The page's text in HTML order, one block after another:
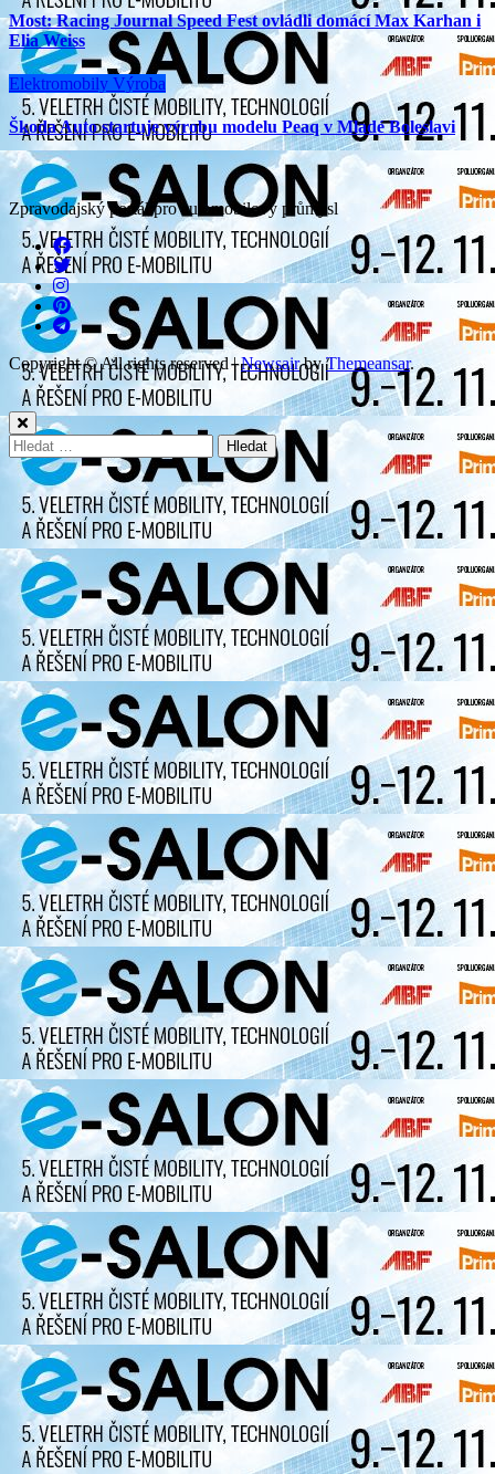
Most: Racing Journal Speed Fest ovládli domácí Max Karhan i
Elia Weiss
Elektromobily Výroba
Škoda Auto startuje výrobu modelu Peaq v Mladé Boleslavi
Zpravodajský portál pro automobilový průmysl
Copyright © All rights reserved|NewsairbyThemeansar.
Vyhledávání